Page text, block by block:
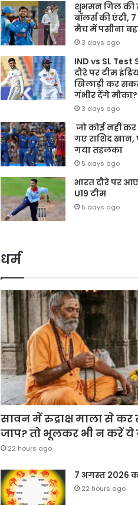
शुभमन गिल की
बॉलर्स की
मैच में पसीना
3 days ago
IND vs SL Test
दौरे पर टीम
खिलाड़ी कर
गंभीर देंगे मौका?
3 days ago
जो कोई नहीं
गए राशिद खान,
गया तहलका
5 days ago
भारत दौरे पर
U19 टीम
5 days ago
धर्म
सावन में रुद्राक्ष माला से कर
जाप? तो भूलकर भी न करें ये
22 hours ago
7 अगस्त 2026
22 hours ago